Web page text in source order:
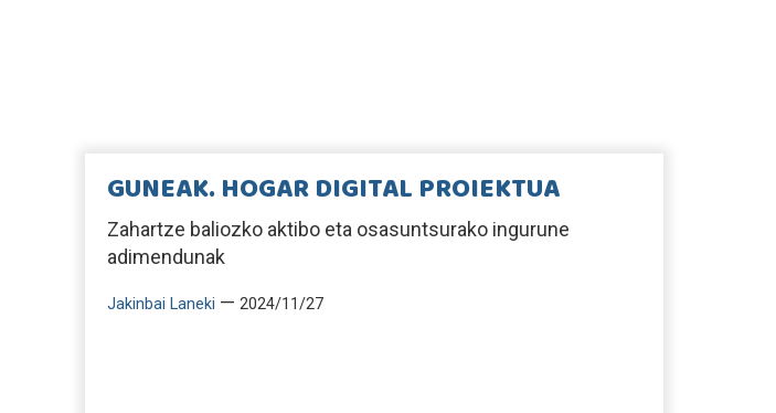
GUNEAK. HOGAR DIGITAL PROIEKTUA
Zahartze baliozko aktibo eta osasuntsurako ingurune
adimendunak
Jakinbai Laneki — 2024/11/27